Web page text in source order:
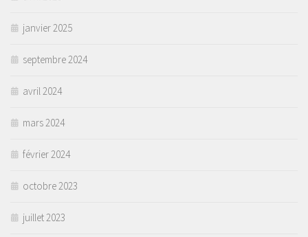
janvier 2025
septembre 2024
avril 2024
mars 2024
février 2024
octobre 2023
juillet 2023